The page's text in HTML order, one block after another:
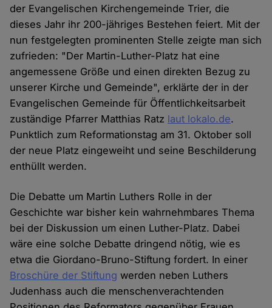
der Evangelischen Kirchengemeinde Trier, die
dieses Jahr ihr 200-jähriges Bestehen feiert. Mit der
nun festgelegten prominenten Stelle zeigte man sich
zufrieden: "Der Martin-Luther-Platz hat eine
angemessene Größe und einen direkten Bezug zu
unserer Kirche und Gemeinde", erklärte der in der
Evangelischen Gemeinde für Öffentlichkeitsarbeit
zuständige Pfarrer Matthias Ratz laut lokalo.de.
Punktlich zum Reformationstag am 31. Oktober soll
der neue Platz eingeweiht und seine Beschilderung
enthüllt werden.
Die Debatte um Martin Luthers Rolle in der
Geschichte war bisher kein wahrnehmbares Thema
bei der Diskussion um einen Luther-Platz. Dabei
wäre eine solche Debatte dringend nötig, wie es
etwa die Giordano-Bruno-Stiftung fordert. In einer
Broschüre der Stiftung werden neben Luthers
Judenhass auch die menschenverachtenden